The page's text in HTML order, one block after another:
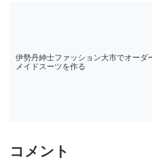
伊勢丹紳士ファッション大市でオーダ
メイドスーツを作る
コメント